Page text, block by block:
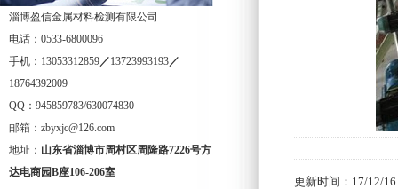
1
更新时间：17/12/
淄博盈信金属材料检测有限公司
电话：0533-6800096
手机：13053312859／13723993193／
18764392009
QQ：945859783/630074830
邮箱：zbyxjc@126.com
地址： 山东省淄博市周村区周隆路7226号方
达电商园B座106-206室